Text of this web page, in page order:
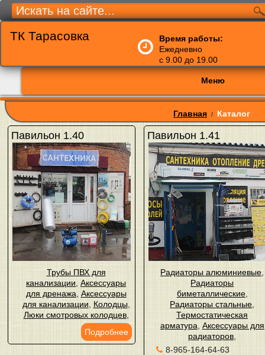
ТК Тарасовка
Время работы:
Ежедневно
с 9.00 до 19.00
Меню
Главная / Каталог
Павильон 1.40
Трубы ПВХ для
канализации ,Аксессуары
для дренажа Аксессуары
для канализации
Колодцы,
Люки смотровых колодцев,
Подробнее
Павильон 1.41
Радиаторы алюминиевые
Радиаторы
биметаллические,
Радиаторы стальные
Термостатическая
арматура Аксессуары для
радиаторов
8-965-164-64-63